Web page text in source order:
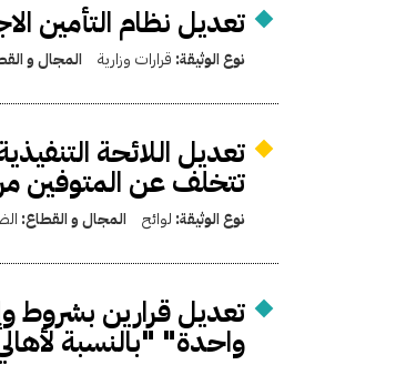
تعديل نظام التأمين
نوع الوثيقة: قرارات وزارية المجال و
تتخلف عن المتوفين من غير
نوع الوثيقة: لوائح المجال و القطاع:
تعديل قرارين بشروط
واحدة" "بالنسبة